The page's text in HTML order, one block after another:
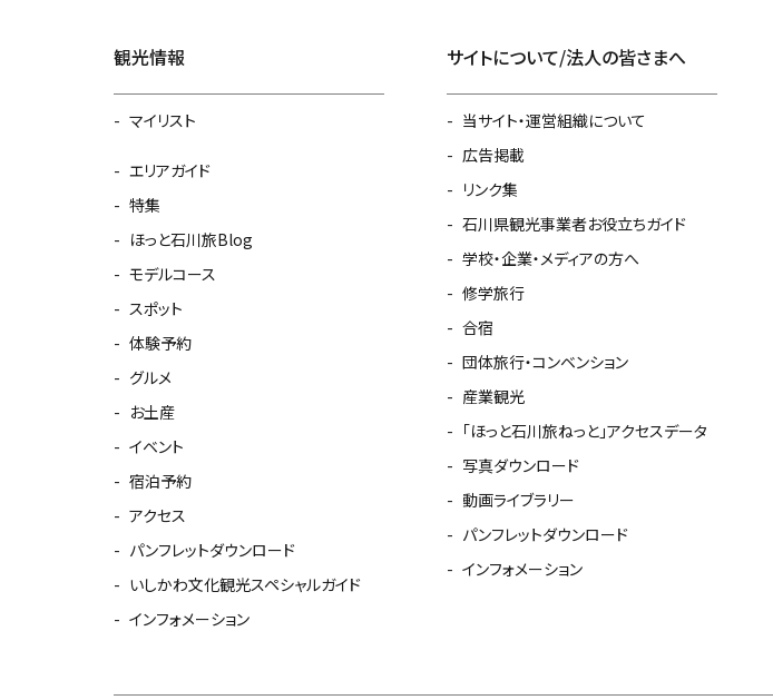
観光情報
マイリスト
エリアガイド
特集
ほっと石川旅Blog
モデルコース
スポット
体験予約
グルメ
お土産
イベント
宿泊予約
アクセス
パンフレットダウンロード
いしかわ文化観光スペシャルガイド
インフォメーション
サイトについて/法人の皆さまへ
当サイト・運営組織について
広告掲載
リンク集
石川県観光事業者お役立ちガイド
学校・企業・メディアの方へ
修学旅行
合宿
団体旅行・コンベンション
産業観光
「ほっと石川旅ねっと」アクセスデータ
写真ダウンロード
動画ライブラリー
パンフレットダウンロード
インフォメーション